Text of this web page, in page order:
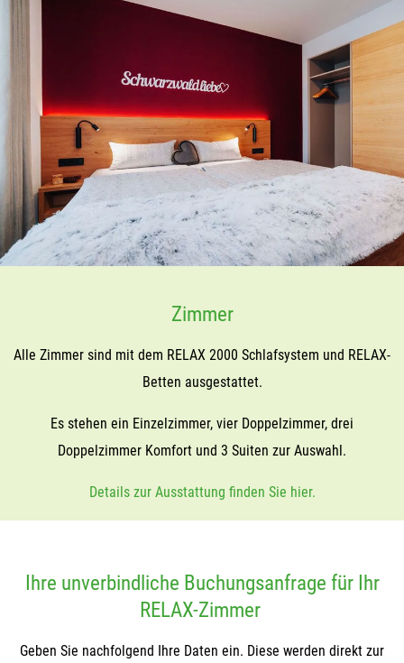
Zimmer
Alle Zimmer sind mit dem RELAX 2000 Schlafsystem und RELAX-
Betten ausgestattet.
Es stehen ein Einzelzimmer, vier Doppelzimmer, drei
Doppelzimmer Komfort und 3 Suiten zur Auswahl.
Details zur Ausstattung finden Sie hier.
Ihre unverbindliche Buchungsanfrage für Ihr
RELAX-Zimmer
Geben Sie nachfolgend Ihre Daten ein. Diese werden direkt zur